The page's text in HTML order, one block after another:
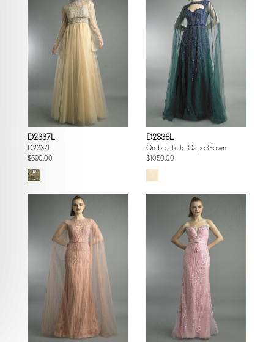
D2337L
D2337L
$690.00
D2336L
Ombre Tulle Cape Gown
$1050.00